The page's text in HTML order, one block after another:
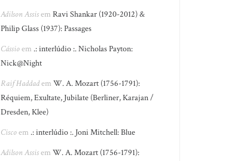
Adilson AssisemRavi Shankar (1920-2012) &
Philip Glass (1937): Passages
Cássioem .: interlúdio :. Nicholas Payton:
Nick@Night
Raif HaddademW. A. Mozart (1756-1791):
Réquiem, Exultate, Jubilate (Berliner, Karajan /
Dresden, Klee)
Ciscoem .: interlúdio :. Joni Mitchell: Blue
Adilson AssisemW. A. Mozart (1756-1791):